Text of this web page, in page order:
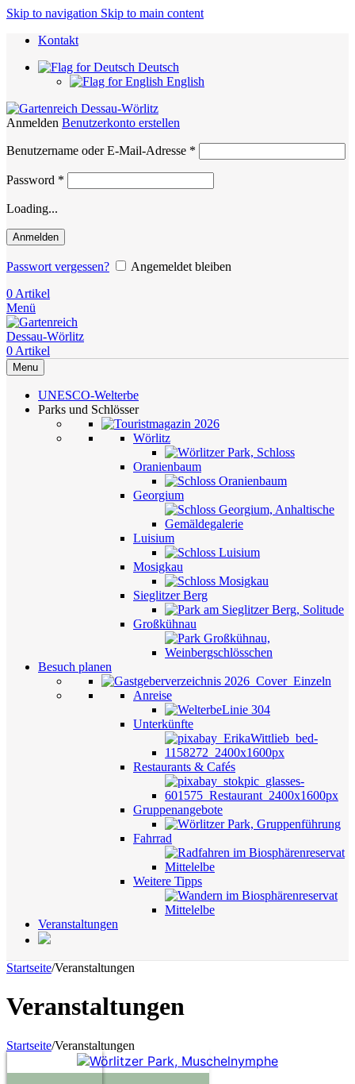
Skip to navigation Skip to main content
Kontakt
Deutsch
English
Anmelden Benutzerkonto erstellen
Benutzername oder E-Mail-Adresse *
Password *
Loading...
Anmelden
Passwort vergessen?
Angemeldet bleiben
0 Artikel
Menü
0 Artikel
Menu
UNESCO-Welterbe
Parks und Schlösser
Wörlitz
Oranienbaum
Georgium
Luisium
Mosigkau
Sieglitzer Berg
Großkühnau
Besuch planen
Anreise
Unterkünfte
Restaurants & Cafés
Gruppenangebote
Fahrrad
Weitere Tipps
Veranstaltungen
Startseite/Veranstaltungen
Veranstaltungen
Startseite/Veranstaltungen